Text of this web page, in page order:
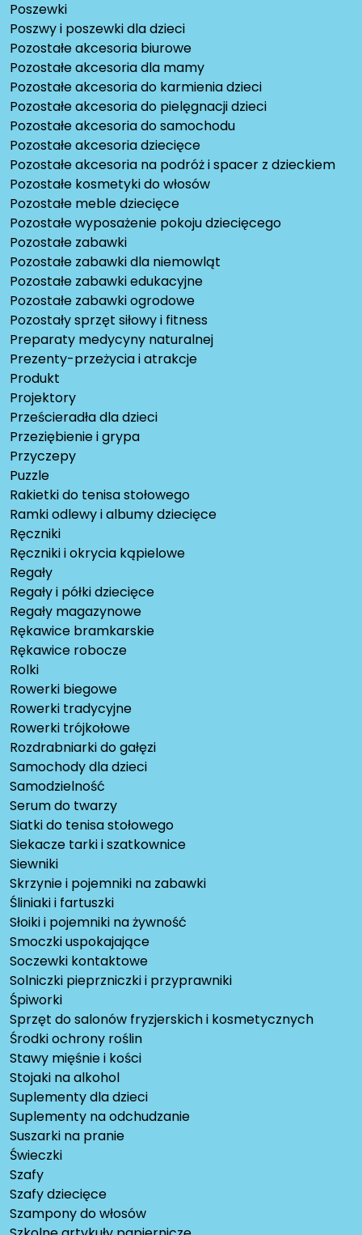
Poszewki
Poszwy i poszewki dla dzieci
Pozostałe akcesoria biurowe
Pozostałe akcesoria dla mamy
Pozostałe akcesoria do karmienia dzieci
Pozostałe akcesoria do pielęgnacji dzieci
Pozostałe akcesoria do samochodu
Pozostałe akcesoria dziecięce
Pozostałe akcesoria na podróż i spacer z dzieckiem
Pozostałe kosmetyki do włosów
Pozostałe meble dziecięce
Pozostałe wyposażenie pokoju dziecięcego
Pozostałe zabawki
Pozostałe zabawki dla niemowląt
Pozostałe zabawki edukacyjne
Pozostałe zabawki ogrodowe
Pozostały sprzęt siłowy i fitness
Preparaty medycyny naturalnej
Prezenty-przeżycia i atrakcje
Produkt
Projektory
Prześcieradła dla dzieci
Przeziębienie i grypa
Przyczepy
Puzzle
Rakietki do tenisa stołowego
Ramki odlewy i albumy dziecięce
Ręczniki
Ręczniki i okrycia kąpielowe
Regały
Regały i półki dziecięce
Regały magazynowe
Rękawice bramkarskie
Rękawice robocze
Rolki
Rowerki biegowe
Rowerki tradycyjne
Rowerki trójkołowe
Rozdrabniarki do gałęzi
Samochody dla dzieci
Samodzielność
Serum do twarzy
Siatki do tenisa stołowego
Siekacze tarki i szatkownice
Siewniki
Skrzynie i pojemniki na zabawki
Śliniaki i fartuszki
Słoiki i pojemniki na żywność
Smoczki uspokajające
Soczewki kontaktowe
Solniczki pieprzniczki i przyprawniki
Śpiworki
Sprzęt do salonów fryzjerskich i kosmetycznych
Środki ochrony roślin
Stawy mięśnie i kości
Stojaki na alkohol
Suplementy dla dzieci
Suplementy na odchudzanie
Suszarki na pranie
Świeczki
Szafy
Szafy dziecięce
Szampony do włosów